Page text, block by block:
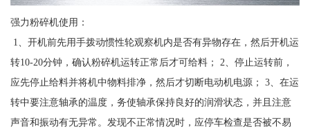
强力粉碎机使用：
1、开机前先用手拨动惯性轮观察机内是否有异物存在，然后开机运
转10-20分钟，确认粉碎机运转正常后才可给料； 2、停止运转前，
应先停止给料并将机中物料排净，然后才切断电动机电源； 3、在运
转中要注意轴承的温度，务使轴承保持良好的润滑状态，并且注意
声音和振动有无异常。发现不正常情况时，应停车检查是否被不易